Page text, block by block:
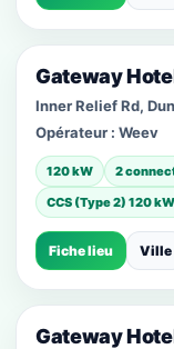
Gateway
Inner Relief Rd,
Opérateur : Weev
120 kW
2
CCS (Type 2) 120
Fiche lieu Ville
Gateway